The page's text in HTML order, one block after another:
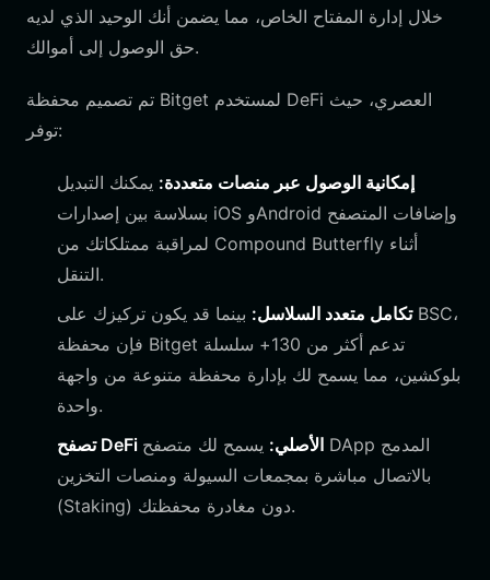
خلال إدارة المفتاح الخاص، مما يضمن أنك الوحيد الذي لديه
حق الوصول إلى أموالك.
تم تصميم محفظة Bitget لمستخدم DeFi العصري، حيث
توفر:
إمكانية الوصول عبر منصات متعددة: يمكنك التبديل
بسلاسة بين إصدارات iOS وAndroid وإضافات المتصفح
لمراقبة ممتلكاتك من Compound Butterfly أثناء
التنقل.
تكامل متعدد السلاسل: بينما قد يكون تركيزك على BSC،
فإن محفظة Bitget تدعم أكثر من 130+ سلسلة
بلوكشين، مما يسمح لك بإدارة محفظة متنوعة من واجهة
واحدة.
تصفح DeFi الأصلي: يسمح لك متصفح DApp المدمج
بالاتصال مباشرة بمجمعات السيولة ومنصات التخزين
(Staking) دون مغادرة محفظتك.